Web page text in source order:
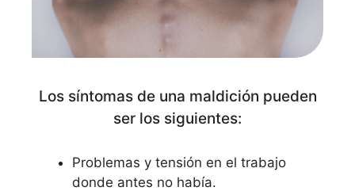
Los síntomas de una maldición pueden
ser los siguientes:
Problemas y tensión en el trabajo
donde antes no había.